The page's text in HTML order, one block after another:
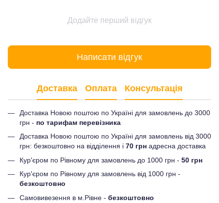
Додайте перший відгук
Написати відгук
Доставка Оплата Консультація
Доставка Новою поштою по Україні для замовлень до 3000
грн - по тарифам перевізника
Доставка Новою поштою по Україні для замовлень від 3000
грн: безкоштовно на відділення і 70 грн адресна доставка
Кур'єром по Рівному для замовлень до 1000 грн - 50 грн
Кур'єром по Рівному для замовлень від 1000 грн -
безкоштовно
Самовивезення в м.Рівне - безкоштовно